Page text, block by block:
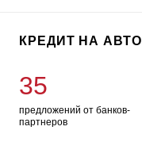
КРЕДИТ НА АВТО
35
предложений от банков-
партнеров